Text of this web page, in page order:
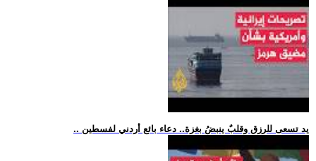
.. يد تسعى للرزق وقلبٌ ينبضُ بغزة.. دعاء بائع أردني لفسطين